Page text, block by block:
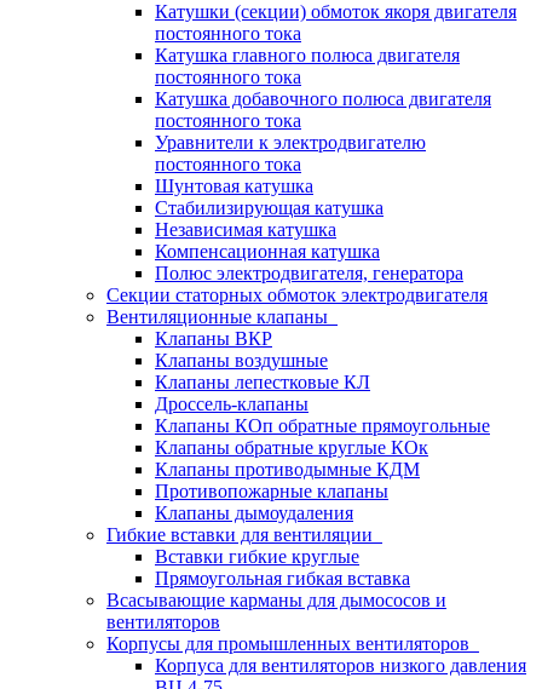
Катушки (секции) обмоток якоря двигателя
постоянного тока
Катушка главного полюса двигателя
постоянного тока
Катушка добавочного полюса двигателя
постоянного тока
Уравнители к электродвигателю
постоянного тока
Шунтовая катушка
Стабилизирующая катушка
Независимая катушка
Компенсационная катушка
Полюс электродвигателя, генератора
Секции статорных обмоток электродвигателя
Вентиляционные клапаны
Клапаны ВКР
Клапаны воздушные
Клапаны лепестковые КЛ
Дроссель-клапаны
Клапаны КОп обратные прямоугольные
Клапаны обратные круглые КОк
Клапаны противодымные КДМ
Противопожарные клапаны
Клапаны дымоудаления
Гибкие вставки для вентиляции
Вставки гибкие круглые
Прямоугольная гибкая вставка
Всасывающие карманы для дымососов и
вентиляторов
Корпусы для промышленных вентиляторов
Корпуса для вентиляторов низкого давления